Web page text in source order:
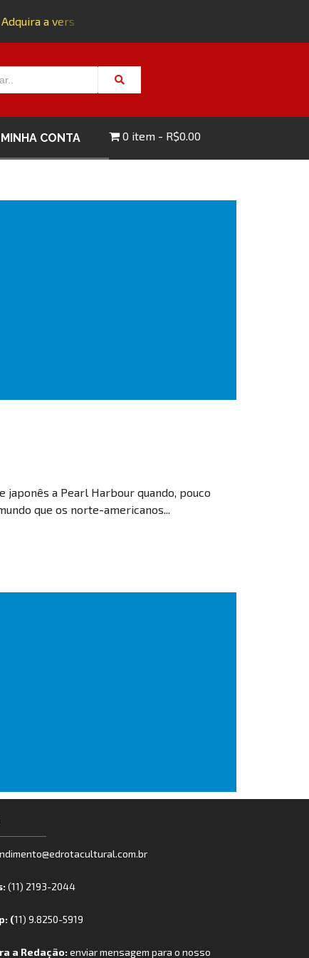
Adquira a versão impressa da edição 143 com FRETE GRÁTIS
MINHA CONTA 0 item R$0.00
japonês a Pearl Harbour quando, pouco
que os norte-americanos...
(11) 2193-2044
(11) 9.8250-5919
a Redação:enviar mensagem para o nosso